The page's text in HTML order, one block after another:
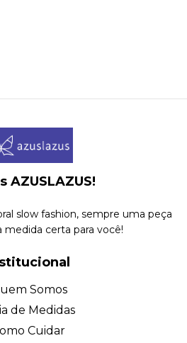
AZUSLAZUS!
slow fashion, sempre uma peça
medida certa para você!
Somos
de Medidas
Cuidar